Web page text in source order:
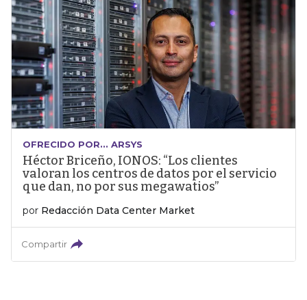
OFRECIDO POR... ARSYS
Héctor Briceño, IONOS: “Los clientes
valoran los centros de datos por el servicio
que dan, no por sus megawatios”
por Redacción Data Center Market
Compartir